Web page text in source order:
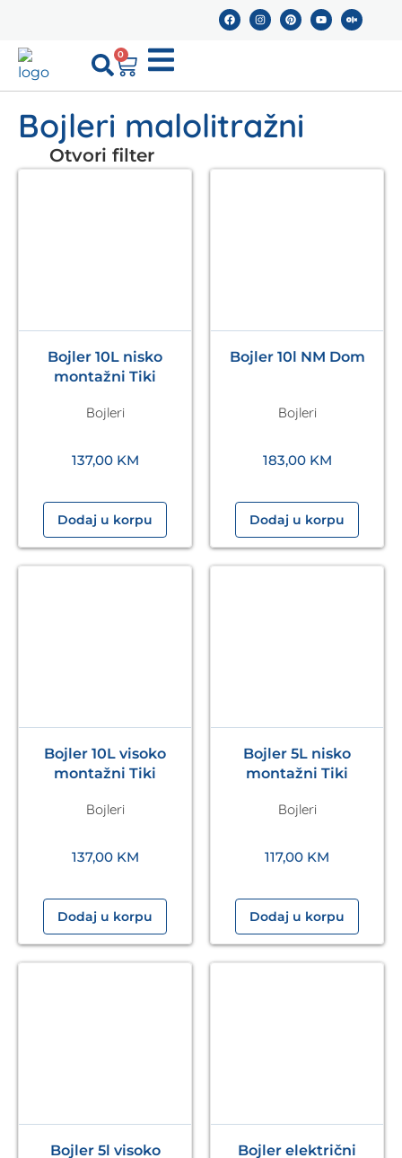
0
Bojleri malolitražni
Otvori filter
Bojler 10L nisko
montažni Tiki
Bojleri
137,00 KM
Dodaj u korpu
Bojler 10l NM Dom
Bojleri
183,00 KM
Dodaj u korpu
Bojler 10L visoko
montažni Tiki
Bojleri
137,00 KM
Dodaj u korpu
Bojler 5L nisko
montažni Tiki
Bojleri
117,00 KM
Dodaj u korpu
Bojler 5l visoko
Bojler električni